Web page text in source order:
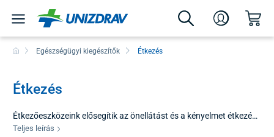
Egészségügyi kiegészítők Étkezés
Étkezés
Étkezőeszközeink elősegítik az önellátást és a kényelmet étkezés
közben. Különféle kiegészítőket és speciálisan tervezett
Teljes leírás